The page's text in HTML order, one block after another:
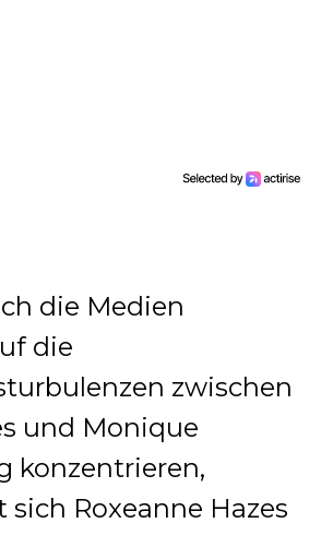
die Medien
die
zwischen
und Monique
konzentrieren,
Roxeanne Hazes